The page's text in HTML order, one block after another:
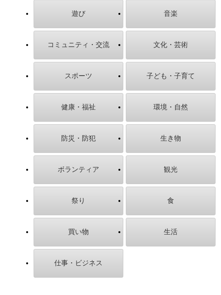
遊び 音楽
コミュニティ・交流 文化・芸術
スポーツ 子ども・子育て
健康・福祉 環境・自然
防災・防犯 生き物
ボランティア 観光
祭り 食
買い物 生活
仕事・ビジネス